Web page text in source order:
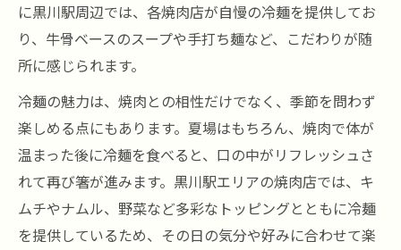
に黒川駅周辺では、各焼肉店が自慢の冷麺を提供してお
り、牛骨ベースのスープや手打ち麺など、こだわりが随
所に感じられます。
冷麺の魅力は、焼肉との相性だけでなく、季節を問わず
楽しめる点にもあります。夏場はもちろん、焼肉で体が
温まった後に冷麺を食べると、口の中がリフレッシュさ
れて再び箸が進みます。黒川駅エリアの焼肉店では、キ
ムチやナムル、野菜など多彩なトッピングとともに冷麺
を提供しているため、その日の気分や好みに合わせて楽